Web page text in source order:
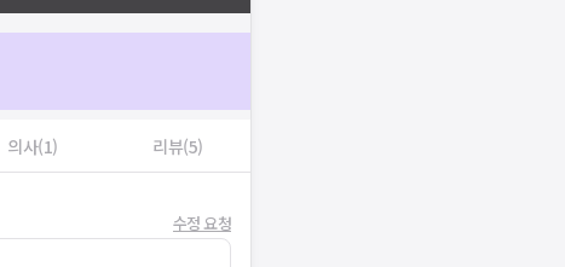
의사(1) 리뷰(5)
수정 요청